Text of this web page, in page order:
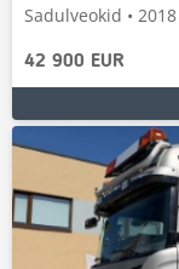
Sadulveokid •
42 900 EUR